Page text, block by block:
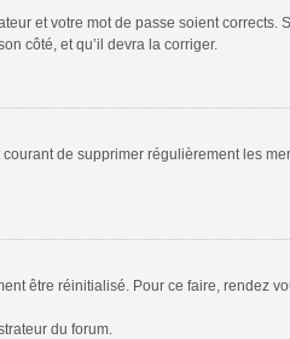
et votre mot de passe soient
côté, et qu’il devra la corriger.
de supprimer régulièrement les
être réinitialisé. Pour ce faire, rendez
du forum.